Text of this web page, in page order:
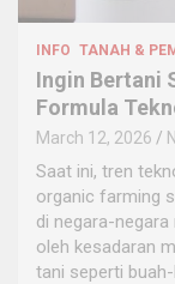
INFO TANAH &
Ingin Bertani
Formula
March 12, 2026
Saat ini, tren
organic farming
di negara-negara
oleh kesadaran
tani seperti